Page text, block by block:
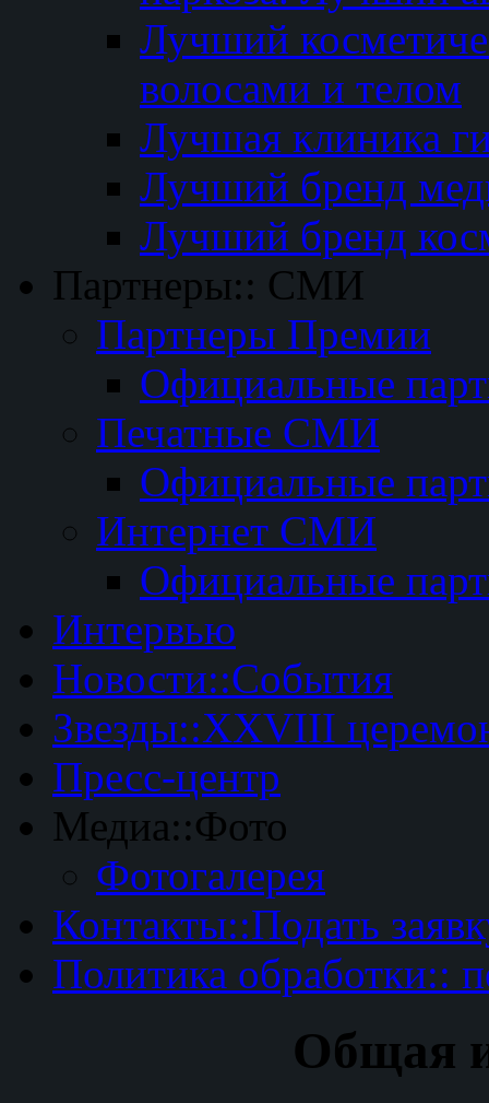
Лучший
волосами и телом
Лучшая клиника
Лучший бренд
Лучший бренд
Партнеры:: СМИ
Партнеры Премии
Официальные
Печатные СМИ
Официальные
Интернет СМИ
Официальные
Интервью
Новости::События
Звезды::XXVIII
Пресс-центр
Медиа::Фото
Фотогалерея
Контакты::Подать
Политика обработки::
Общая